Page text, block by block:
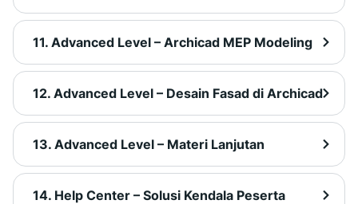
11. Advanced Level – Archicad MEP Modeling
12. Advanced Level – Desain Fasad di Archicad
13. Advanced Level – Materi Lanjutan
14. Help Center – Solusi Kendala Peserta